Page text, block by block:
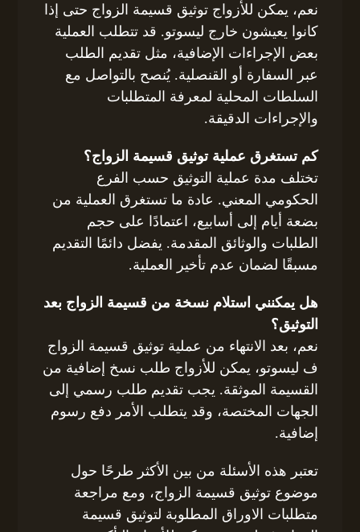
نعم، يمكن للأزواج توثيق قسيمة الزواج حتى إذا
كانوا يعيشون خارج ليسوتو. قد تتطلب العملية
بعض الإجراءات الإضافية، مثل تقديم الطلب
عبر السفارة أو القنصلية. يُنصح بالتواصل مع
السلطات المحلية لمعرفة المتطلبات
والإجراءات الدقيقة.
كم تستغرق عملية توثيق قسيمة الزواج؟
تختلف مدة عملية التوثيق حسب الفرع
الحكومي المعني. عادة ما تستغرق العملية من
بضعة أيام إلى أسابيع، اعتمادًا على حجم
الطلبات والوثائق المقدمة. يفضل دائمًا التقديم
مسبقًا لضمان عدم تأخير العملية.
هل يمكنني استلام نسخة من قسيمة الزواج بعد
التوثيق؟
نعم، بعد الانتهاء من عملية توثيق قسيمة الزواج
ف ليسوتو، يمكن للأزواج طلب نسخ إضافية من
القسيمة الموثقة. يجب تقديم طلب رسمي إلى
الجهات المختصة، وقد يتطلب الأمر دفع رسوم
إضافية.
تعتبر هذه الأسئلة من بين الأكثر طرحًا حول
موضوع توثيق قسيمة الزواج، ومع مراجعة
متطلبات الاوراق المطلوبة لتوثيق قسيمة